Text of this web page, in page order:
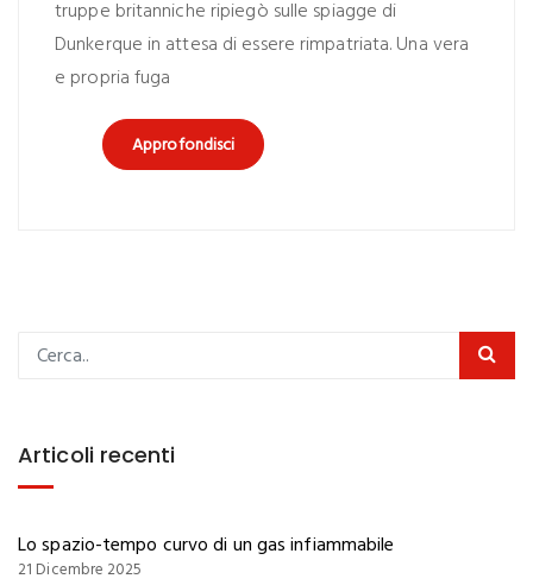
truppe britanniche ripiegò sulle spiagge di
Dunkerque in attesa di essere rimpatriata. Una vera
e propria fuga
Approfondisci
Articoli recenti
Lo spazio-tempo curvo di un gas infiammabile
21 Dicembre 2025